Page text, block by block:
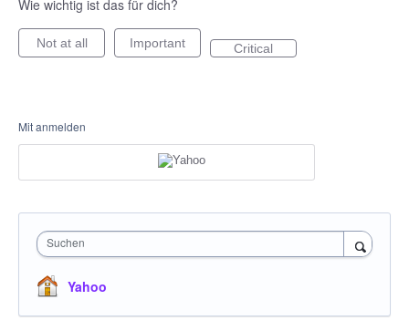
Wie wichtig ist das für dich?
Not at all Important Critical
Mit anmelden
Suchen
Yahoo